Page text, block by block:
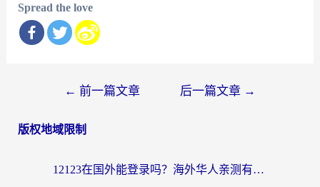
Spread the love
导
← 前一篇文章 后一篇文章 →
版权地域限制
12123在国外能登录吗？海外华人亲测有效的回国加速器选择指南